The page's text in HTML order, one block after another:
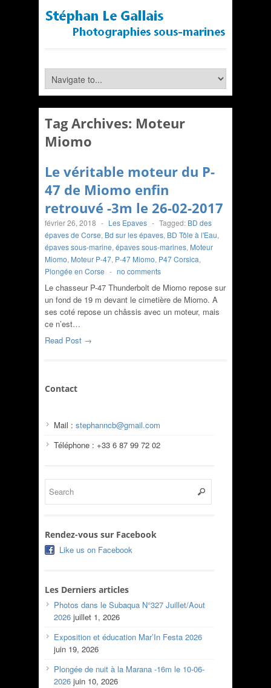
Tag Archives: Moteur
Miomo
Le véritable moteur du P-
47 de Miomo enfin
retrouvé -3m le 26-02-2017
février 26, 2018 - Les Epaves - Tagged: BD des
épaves de Corse, Bd sur les épaves, BD Tôle à l'Eau,
épaves sous-marine, épaves sous-marines, Moteur
Miomo, Moteur P-47, P-47 Miomo, P47 Corsica,
Plongée en Corse - no comments
Le chasseur P-47 Thunderbolt de Miomo repose sur
un fond de 19 m devant le cimetière de Miomo. A
ses coté repose un châssis avec un moteur, mais
ce n’est…
Read Post →
Contact
Mail : stephanncb@gmail.com
Téléphone : +33 6 87 99 72 02
Rendez-vous sur Facebook
Like us on Facebook
Les Derniers articles
Photos dans le Subaqua N°327 Juillet/Aout
2026 juillet 1, 2026
Exposition et éducation Mar’In Festa 2026
juin 19, 2026
Plongée de nuit à la Marana -16m le 10-06-
2026 juin 10, 2026